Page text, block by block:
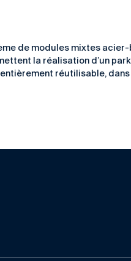
de modules mixtes
la réalisation d’un
réutilisable,